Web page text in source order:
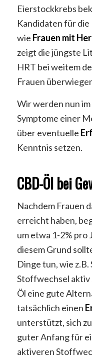
Eierstockkrebs
Kandidaten für die
wie Frauen mit
zeigt die jüngste
HRT bei weitem
Frauen
Wir werden nun
Symptome einer
über eventuelle
Kenntnis setzen.
CBD-Öl bei
Nachdem Frauen
erreicht haben,
um etwa 1-2% pro
diesem Grund
Dinge tun, wie
Stoffwechsel aktiv
Öl eine gute
tatsächlich einen
unterstützt, sich
guter Anfang für
aktiveren